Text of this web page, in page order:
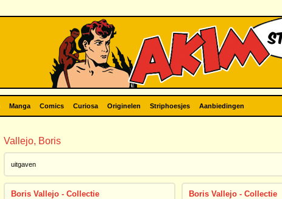
Manga Comics Curiosa Originelen Striphoesjes Aanbiedingen
Vallejo, Boris
uitgaven
Boris Vallejo - Collectie Boris Vallejo - Collectie